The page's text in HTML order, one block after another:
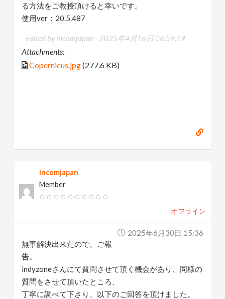
る方法をご教授頂けると幸いです。
使用ver：20.5.487
Edited by incomjapan - 2025年4月16日 06:59:19
Attachments:
Copernicus.jpg(277.6 KB)
incomjapan
Member
オフライン
2025年6月30日 15:36
無事解決出来たので、ご報
告。
indyzoneさんにて質問させて頂く機会があり、同様の
質問をさせて頂いたところ、
丁寧に調べて下さり、以下のご回答を頂けました。